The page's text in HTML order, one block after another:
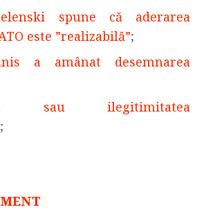
spune că aderarea
este ”realizabilă”;
a amânat desemnarea
sau ilegitimitatea
;